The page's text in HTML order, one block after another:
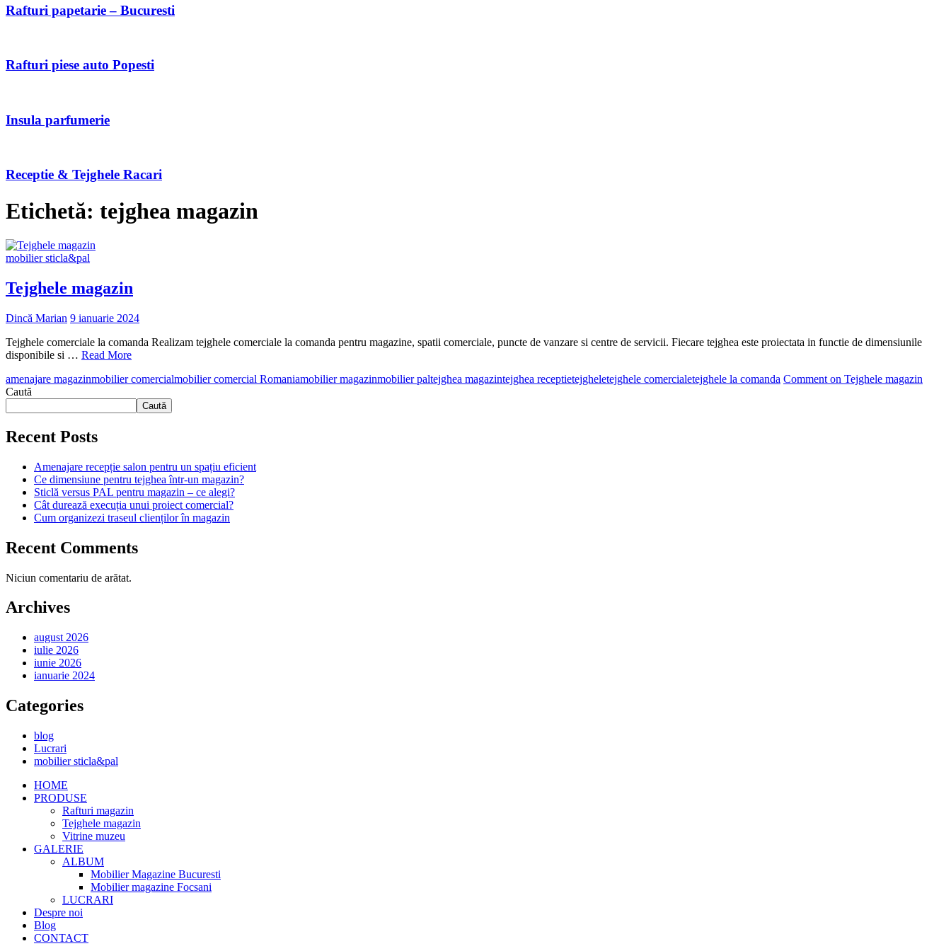
Rafturi papetarie – Bucuresti
Rafturi piese auto Popesti
Insula parfumerie
Receptie & Tejghele Racari
Etichetă: tejghea magazin
mobilier sticla&pal
Tejghele magazin
Dincă Marian 9 ianuarie 2024
Tejghele comerciale la comanda Realizam tejghele comerciale la comanda pentru magazine, spatii comerciale, puncte de vanzare si centre de servicii. Fiecare tejghea este proiectata in functie de dimensiunile
disponibile si … Read More
amenajare magazinmobilier comercialmobilier comercial Romaniamobilier magazinmobilier paltejghea magazintejghea receptietejgheletejghele comercialetejghele la comanda Comment on Tejghele magazin
Caută
Caută
Recent Posts
Amenajare recepție salon pentru un spațiu eficient
Ce dimensiune pentru tejghea într-un magazin?
Sticlă versus PAL pentru magazin – ce alegi?
Cât durează execuția unui proiect comercial?
Cum organizezi traseul clienților în magazin
Recent Comments
Niciun comentariu de arătat.
Archives
august 2026
iulie 2026
iunie 2026
ianuarie 2024
Categories
blog
Lucrari
mobilier sticla&pal
HOME
PRODUSE
Rafturi magazin
Tejghele magazin
Vitrine muzeu
GALERIE
ALBUM
Mobilier Magazine Bucuresti
Mobilier magazine Focsani
LUCRARI
Despre noi
Blog
CONTACT